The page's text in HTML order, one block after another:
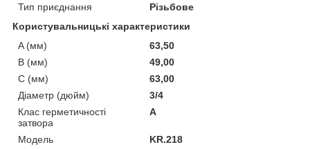
Тип приєднання
Різьбове
Користувальницькі характеристики
A (мм)
63,50
B (мм)
49,00
C (мм)
63,00
Діаметр (дюйм)
3/4
Клас герметичності
затвора
А
Мoдель
KR.218